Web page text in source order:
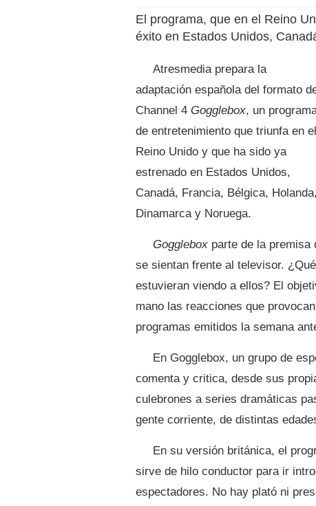
El programa, que en el Reino
éxito en Estados Unidos,
Atresmedia prepara la
adaptación española del formato
Channel 4 Gogglebox, un
de entretenimiento que triunfa en el
Reino Unido y que ha sido ya
estrenado en Estados Unidos,
Canadá, Francia, Bélgica, Holanda,
Dinamarca y Noruega.
Gogglebox parte de la premisa
se sientan frente al televisor.
estuvieran viendo a ellos? El
mano las reacciones que
programas emitidos la semana
En Gogglebox, un grupo de
comenta y critica, desde sus
culebrones a series dramáticas
gente corriente, de distintas
En su versión británica, el
sirve de hilo conductor para ir
espectadores. No hay plató ni